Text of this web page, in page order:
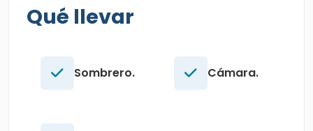
Qué llevar
Sombrero. Cámara.